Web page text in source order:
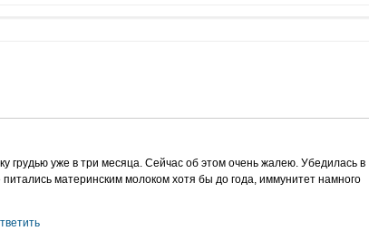
грудью уже в три месяца. Сейчас об этом очень жалею. Убедилась в
питались материнским молоком хотя бы до года, иммунитет намного